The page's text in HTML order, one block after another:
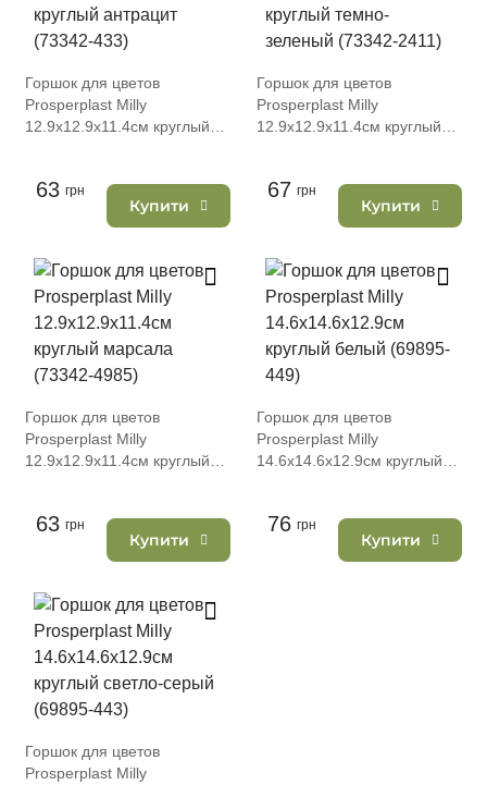
Горшок для цветов
Prosperplast Milly
12.9х12.9х11.4см круглый
63 грн
Купити
Горшок для цветов
Prosperplast Milly
12.9х12.9х11.4см круглый
67 грн
Купити
Горшок для цветов
Prosperplast Milly
12.9х12.9х11.4см круглый
63 грн
Купити
Горшок для цветов
Prosperplast Milly
14.6х14.6х12.9см круглый
76 грн
Купити
Горшок для цветов
Prosperplast Milly